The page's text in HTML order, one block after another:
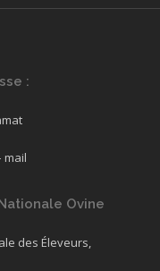
:
mail
Ovine
des Éleveurs,